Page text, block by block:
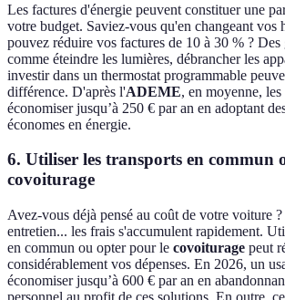
Les factures d'énergie peuvent constituer une
votre budget. Saviez-vous qu'en changeant vos
pouvez réduire vos factures de 10 à 30 % ? Des
comme éteindre les lumières, débrancher les
investir dans un thermostat programmable
différence. D'après l'ADEME, en moyenne,
économiser jusqu’à 250 € par an en adoptant
économes en énergie.
6. Utiliser les transports en commun
covoiturage
Avez-vous déjà pensé au coût de votre voiture ?
entretien... les frais s'accumulent rapidement.
en commun ou opter pour le covoiturage peut
considérablement vos dépenses. En 2026, un
économiser jusqu’à 600 € par an en
personnel au profit de ces solutions. En outre,